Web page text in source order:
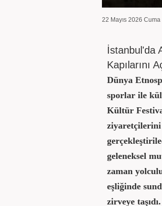
22 Mayıs 2026 Cuma
İstanbul'da
Kapılarını
Dünya
sporlar ile
Kültür
ziyaretçilerini
geleneksel
zaman
eşliğinde
zirveye taşıdı.